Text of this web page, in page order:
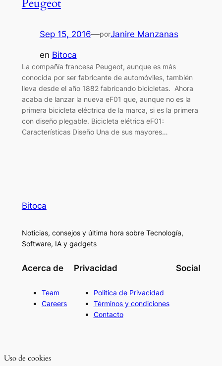
Sep 15, 2016—porJanire Manzanas
en Bitoca
La compañía francesa Peugeot, aunque es más
conocida por ser fabricante de automóviles, también
lleva desde el año 1882 fabricando bicicletas. Ahora
acaba de lanzar la nueva eF01 que, aunque no es la
primera bicicleta eléctrica de la marca, si es la primera
con diseño plegable. Bicicleta elétrica eF01:
Características Diseño Una de sus mayores…
Bitoca
Noticias, consejos y última hora sobre Tecnología,
Software, IA y gadgets
Acerca de
Team
Careers
Privacidad
Politica de Privacidad
Términos y condiciones
Contacto
Social
Uso de cookies